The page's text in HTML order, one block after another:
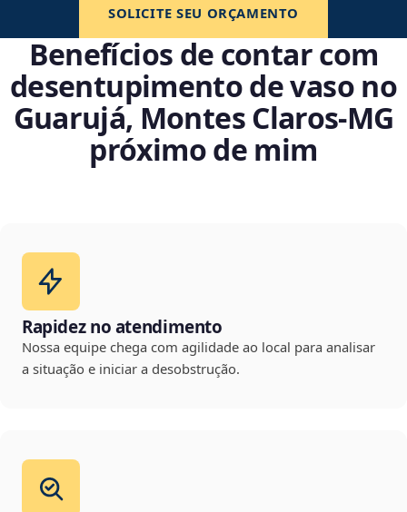
SOLICITE SEU ORÇAMENTO
Benefícios de contar com
desentupimento de vaso no
Guarujá, Montes Claros‑MG
próximo de mim
Rapidez no atendimento
Nossa equipe chega com agilidade ao local para analisar
a situação e iniciar a desobstrução.